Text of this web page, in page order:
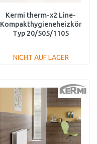
Kermi therm-x2 Line-
Kompakthygieneheizkörper
Typ 20/505/1105
NICHT AUF LAGER
Vergleichen